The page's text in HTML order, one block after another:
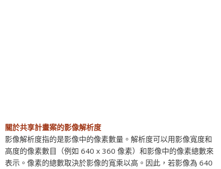
關於共享計畫案的影像解析度
影像解析度指的是影像中的像素數量。解析度可以用影像寬度和
高度的像素數目（例如 640 x 360 像素）和影像中的像素總數來
表示。像素的總數取決於影像的寬乘以高。因此，若影像為 640